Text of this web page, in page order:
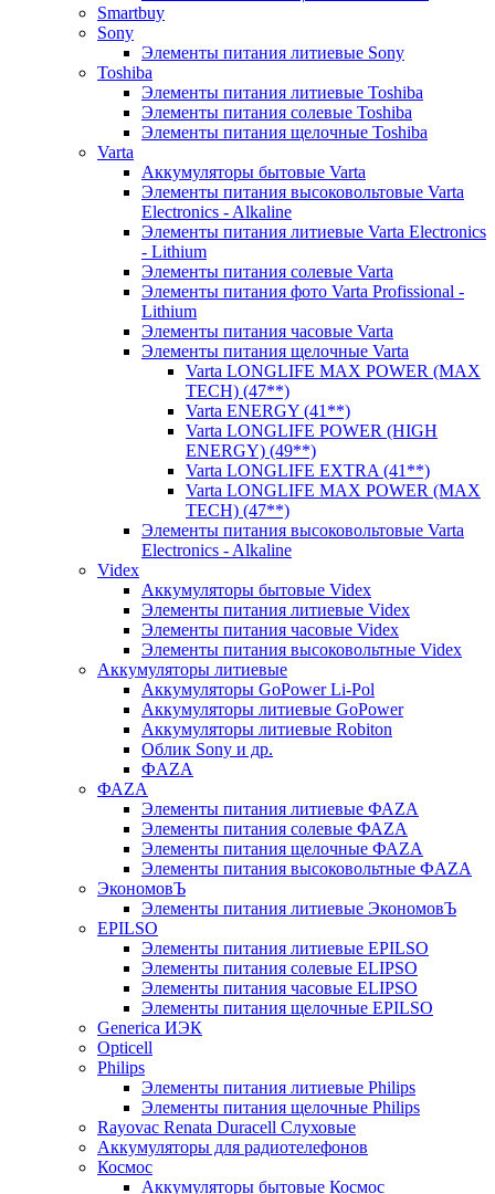
Smartbuy
Sony
Элементы питания литиевые Sony
Toshiba
Элементы питания литиевые Toshiba
Элементы питания солевые Toshiba
Элементы питания щелочные Toshiba
Varta
Аккумуляторы бытовые Varta
Элементы питания высоковольтовые Varta
Electronics - Alkaline
Элементы питания литиевые Varta Electronics
- Lithium
Элементы питания солевые Varta
Элементы питания фото Varta Profissional -
Lithium
Элементы питания часовые Varta
Элементы питания щелочные Varta
Varta LONGLIFE MAX POWER (MAX
TECH) (47**)
Varta ENERGY (41**)
Varta LONGLIFE POWER (HIGH
ENERGY) (49**)
Varta LONGLIFE EXTRA (41**)
Varta LONGLIFE MAX POWER (MAX
TECH) (47**)
Элементы питания высоковольтовые Varta
Electronics - Alkaline
Videx
Аккумуляторы бытовые Videx
Элементы питания литиевые Videx
Элементы питания часовые Videx
Элементы питания высоковольтные Videx
Аккумуляторы литиевые
Аккумуляторы GoPower Li-Pol
Аккумуляторы литиевые GoPower
Аккумуляторы литиевые Robiton
Облик Sony и др.
ФAZA
ФАZA
Элементы питания литиевые ФАZА
Элементы питания солевые ФАZА
Элементы питания щелочные ФАZА
Элементы питания высоковольтные ФAZA
ЭкономовЪ
Элементы питания литиевые ЭкономовЪ
EPILSO
Элементы питания литиевые EPILSO
Элементы питания солевые ELIPSO
Элементы питания часовые ELIPSO
Элементы питания щелочные EPILSO
Generica ИЭК
Opticell
Philips
Элементы питания литиевые Philips
Элементы питания щелочные Philips
Rayovac Renata Duracell Слуховые
Аккумуляторы для радиотелефонов
Космос
Аккумуляторы бытовые Космос